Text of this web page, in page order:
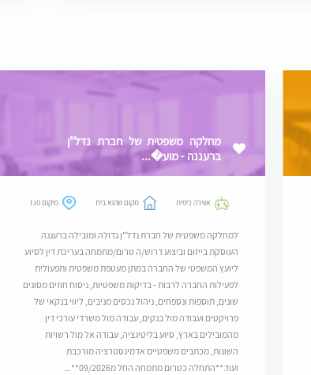
מחלקה משפטית של חברת נדל"ן
ברעננה - מוע�...
אווירה כיפית מקום שהוא בית מיקום פגז
למחלקה משפטית של חברת נדל"ן גדולה ומובילה ברעננה
העוסקת בייזום וביצוע דרוש/ה טרום/מתמחה בעריכת דין לסיוע
ליועץ המשפטי של החברה במתן מעטפת משפטית ותפעולית
לפעילות החברה לרבות - בדיקות משפטיות, ניסוח חוזים מסוגים
שונים, תוספות ונספחים, ניהול נכסים מניבים, ליווי בנקאי של
פרויקטים ועבודה מול בנקים, עבודה מול משרדי עורכי דין
מהמובילים בארץ, סיוע בליטיגציה, עבודה אל מול רשויות
השונות, מכתבים משפטיים אדמינסטרציה מורכבת
ועוד.**התחלה כטרום מתמחה החל מ09/2026**...